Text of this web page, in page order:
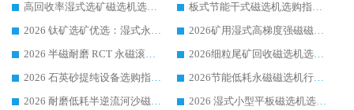
高回收率湿式选矿磁选机选购指南 业内口碑磁电设备生产厂家实力解析
板式节能干式磁选机选购指南，源头生产厂家华体会手机网页版-华体会(中国) 综合实力可观
2026 钛矿选矿优选：湿式永磁筒式磁选机源头厂家华体会手机网页版-华体会(中国) 综合解析
2026矿用湿式高梯度强磁磁选机选购指南，临朐靠谱磁电生产厂家华体会手机网页版-华体会(中国) 详解
2026 半磁耐磨 RCT 永磁滚筒选购指南，临朐源头生产厂家华体会手机网页版-华体会(中国) 实测分享
2026细粒尾矿回收磁选机选购指南 产业集群优质生产厂家华体会手机网页版-华体会(中国) 解析
2026 石英砂提纯设备选购指南：华体会手机网页版-华体会(中国) 提纯磁选机厂家综合解读
2026节能低耗永磁磁选机行业优选标杆 临朐华体会手机网页版-华体会(中国) 专业生产厂家
2026 耐磨低耗半逆流河沙磁选机选购指南 临朐产业集群源头厂华体会手机网页版-华体会(中国) 详细解析
2026 湿式小型平板磁选机选矿适配设备 临朐华体会手机网页版-华体会(中国) 实体生产厂家直供